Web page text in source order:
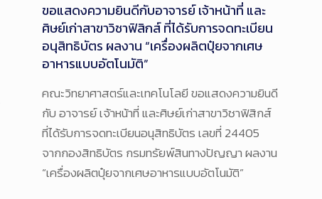
ขอแสดงความยินดีกับอาจารย์ เจ้าหน้าที่ และ
ศิษย์เก่าสาขาวิชาฟิสิกส์ ที่ได้รับการจดทะเบียน
อนุสิทธิบัตร ผลงาน “เครื่องผลิตปุ๋ยจากเศษ
อาหารแบบอัตโนมัติ”
คณะวิทยาศาสตร์และเทคโนโลยี ขอแสดงความยินดี
กับ อาจารย์ เจ้าหน้าที่ และศิษย์เก่าสาขาวิชาฟิสิกส์
ที่ได้รับการจดทะเบียนอนุสิทธิบัตร เลขที่ 24405
จากกองสิทธิบัตร กรมทรัยพ์สินทางปัญญา ผลงาน
“เครื่องผลิตปุ๋ยจากเศษอาหารแบบอัตโนมัติ”